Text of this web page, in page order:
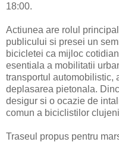
18:00.
Actiunea are rolul
publicului si presei un
bicicletei ca mijloc
esentiala a mobilitatii
transportul automobilistic,
deplasarea pietonala.
desigur si o ocazie de
comun a biciclistilor
Traseul propus pentru